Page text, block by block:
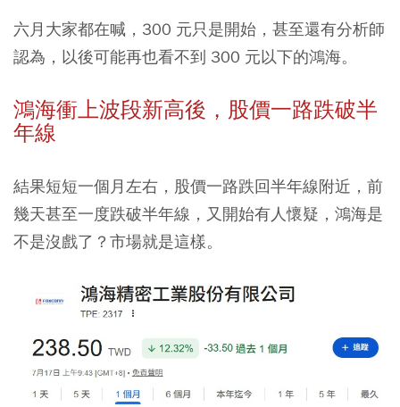
六月大家都在喊，300 元只是開始，甚至還有分析師
認為，以後可能再也看不到 300 元以下的鴻海。
鴻海衝上波段新高後，股價一路跌破半
年線
結果短短一個月左右，股價一路跌回半年線附近，前
幾天甚至一度跌破半年線，又開始有人懷疑，鴻海是
不是沒戲了？市場就是這樣。